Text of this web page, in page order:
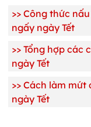
>> Công thức
ngấy ngày Tết
>> Tổng hợp các
ngày Tết
>> Cách làm mứt
ngày Tết